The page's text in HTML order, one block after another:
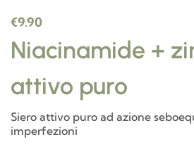
€9.90
Niacinamide +
attivo puro
Siero attivo puro ad azione
imperfezioni